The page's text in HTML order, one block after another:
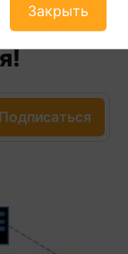
Закрыть
Подписаться